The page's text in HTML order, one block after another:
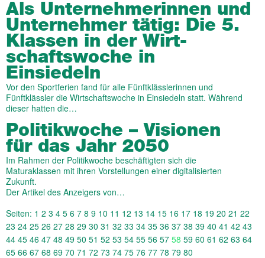
Als Unter­nehmer­innen und
Unter­nehmer tätig: Die 5.
Klassen in der Wirt­
schafts­woche in
Einsiedeln
Vor den Sportferien fand für alle Fünftklässlerinnen und
Fünftklässler die Wirtschaftswoche in Einsiedeln statt. Während
dieser hatten die…
Politik­woche – Visionen
für das Jahr 2050
Im Rahmen der Politikwoche beschäftigten sich die
Maturaklassen mit ihren Vorstellungen einer digitalisierten
Zukunft.
Der Artikel des Anzeigers von…
Seiten: 1 2 3 4 5 6 7 8 9 10 11 12 13 14 15 16 17 18 19 20 21 22
23 24 25 26 27 28 29 30 31 32 33 34 35 36 37 38 39 40 41 42 43
44 45 46 47 48 49 50 51 52 53 54 55 56 57 58 59 60 61 62 63 64
65 66 67 68 69 70 71 72 73 74 75 76 77 78 79 80